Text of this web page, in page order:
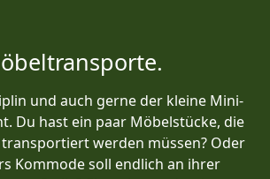
und auch gerne der kleine Mini-
Du hast ein paar Möbelstücke, die
werden müssen? Oder
Kommode soll endlich an ihrer